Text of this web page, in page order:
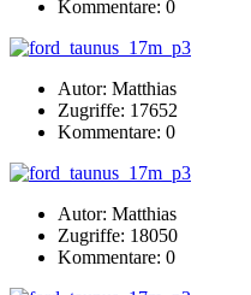
Kommentare: 0
Autor: Matthias
Zugriffe: 17652
Kommentare: 0
Autor: Matthias
Zugriffe: 18050
Kommentare: 0